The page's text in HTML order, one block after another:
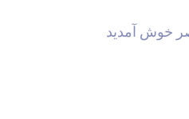
خوش آمدید